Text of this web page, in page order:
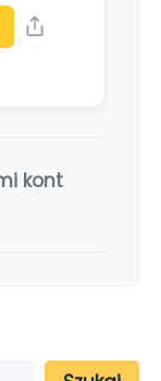
kont